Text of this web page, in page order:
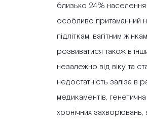
близько 24%
особливо притаманний
підліткам, вагітним
розвиватися також в
незалежно від віку та
недостатність заліза в
медикаментів, генетична
хронічних захворювань,